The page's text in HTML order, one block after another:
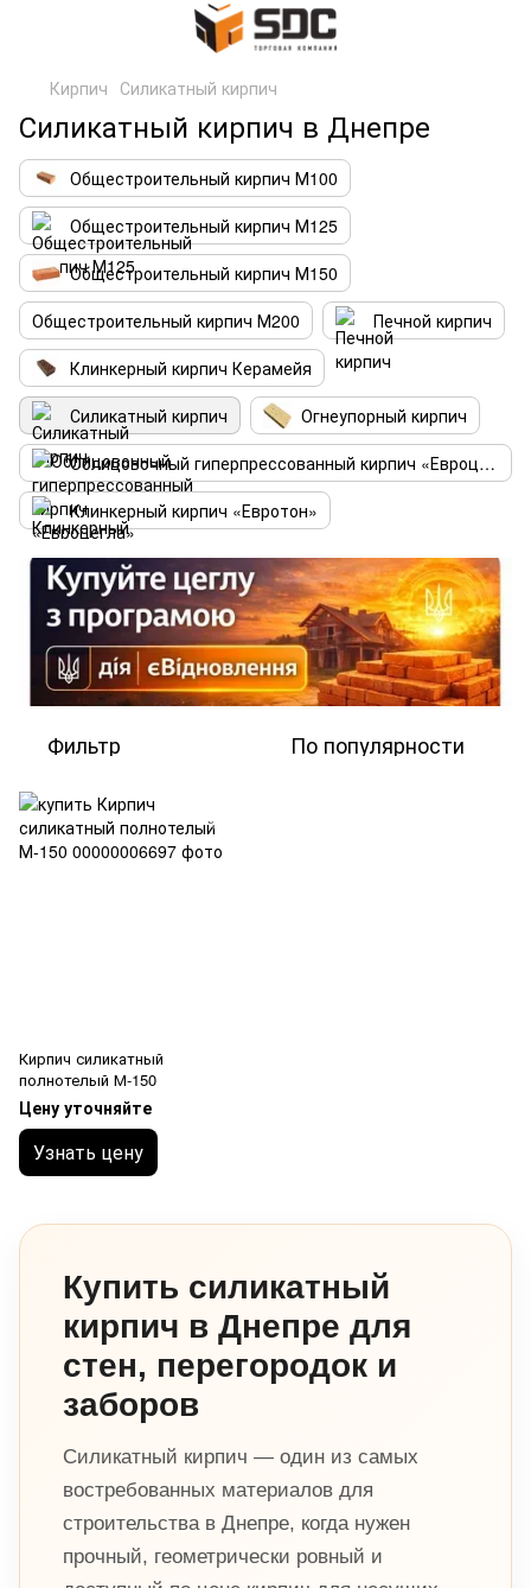
Кирпич Силикатный кирпич
Силикатный кирпич в Днепре
Общестроительный кирпич М100
Общестроительный кирпич М125
Общестроительный кирпич М150
Общестроительный кирпич М200
Печной кирпич
Клинкерный кирпич Керамейя
Силикатный кирпич
Огнеупорный кирпич
Облицовочный гиперпрессованный кирпич «Евроцегла»
Клинкерный кирпич «Евротон»
Фильтр По популярности
Кирпич силикатный
полнотелый М-150
Цену уточняйте
Узнать цену
Купить силикатный
кирпич в Днепре для
стен, перегородок и
заборов
Силикатный кирпич — один из самых
востребованных материалов для
строительства в Днепре, когда нужен
прочный, геометрически ровный и